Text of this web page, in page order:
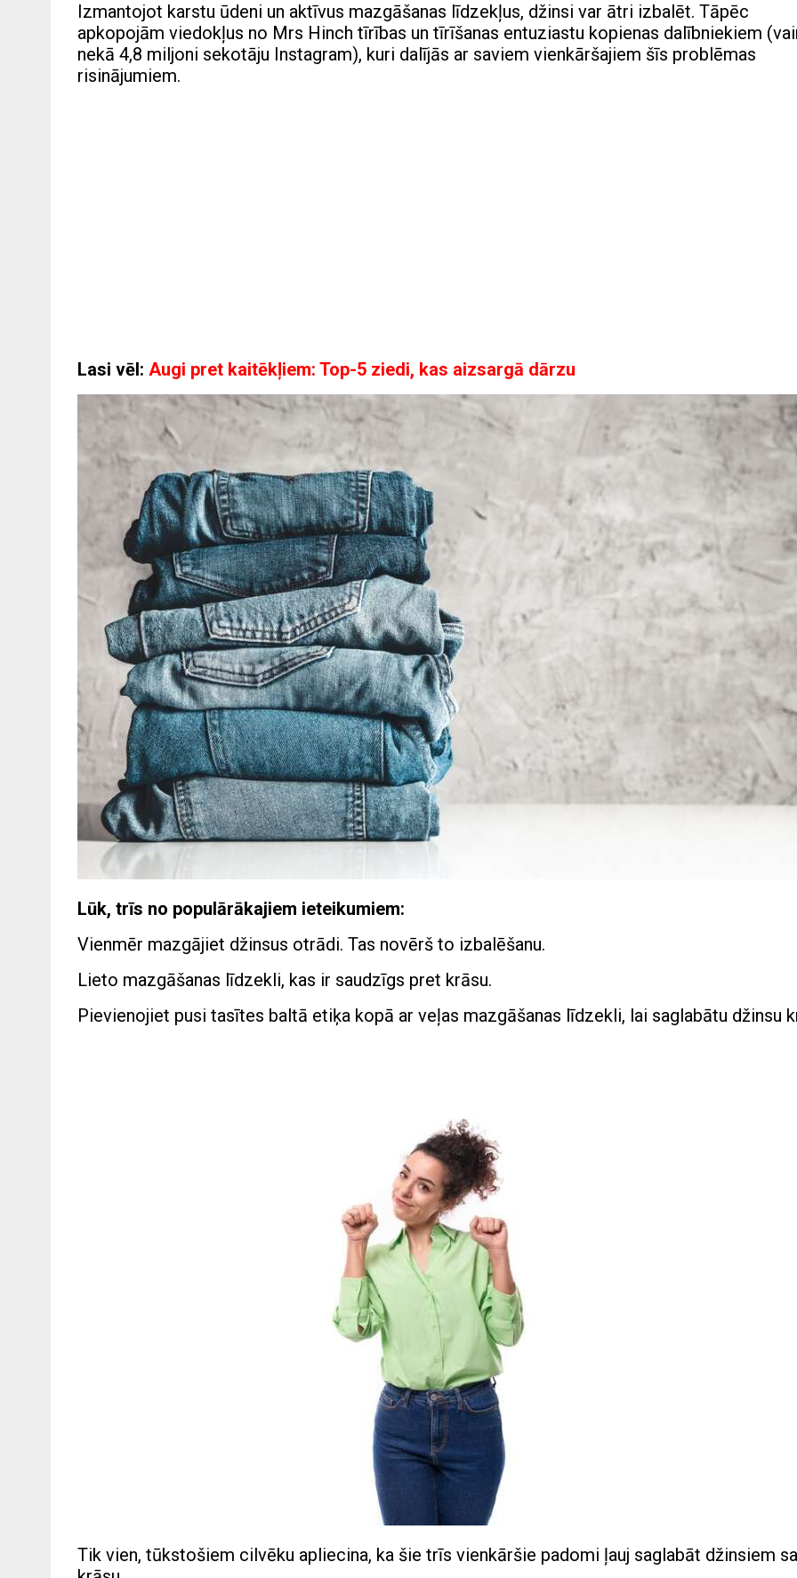
Izmantojot karstu ūdeni un aktīvus mazgāšanas līdzekļus, džinsi var ātri izbalēt. Tāpēc
apkopojām viedokļus no Mrs Hinch tīrības un tīrīšanas entuziastu kopienas dalībniekiem
nekā 4,8 miljoni sekotāju Instagram), kuri dalījās ar saviem vienkāršajiem šīs problēmas
risinājumiem.
Lasi vēl: Augi pret kaitēkļiem: Top-5 ziedi, kas aizsargā dārzu
Lūk, trīs no populārākajiem ieteikumiem:
Vienmēr mazgājiet džinsus otrādi. Tas novērš to izbalēšanu.
Lieto mazgāšanas līdzekli, kas ir saudzīgs pret krāsu.
Pievienojiet pusi tasītes baltā etiķa kopā ar veļas mazgāšanas līdzekli, lai saglabātu džinsu
Tik vien, tūkstošiem cilvēku apliecina, ka šie trīs vienkāršie padomi ļauj saglabāt džinsiem